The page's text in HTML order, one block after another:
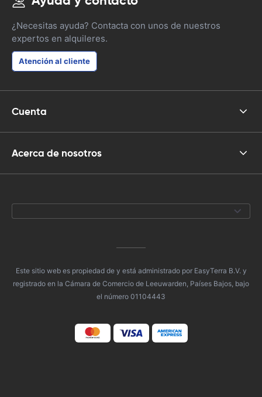
¿Necesitas ayuda? Contacta con unos de nuestros
expertos en alquileres.
Atención al cliente
Cuenta
Acerca de nosotros
Este sitio web es propiedad de y está administrado por EasyTerra B.V. y
registrado en la Cámara de Comercio de Leeuwarden, Países Bajos, bajo
el número 01104443